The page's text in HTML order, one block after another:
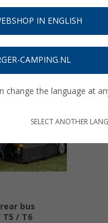
u een
bus
/ T6
IN ENGLISH
CAMPING.NL
change the language at
SELECT ANOTHER